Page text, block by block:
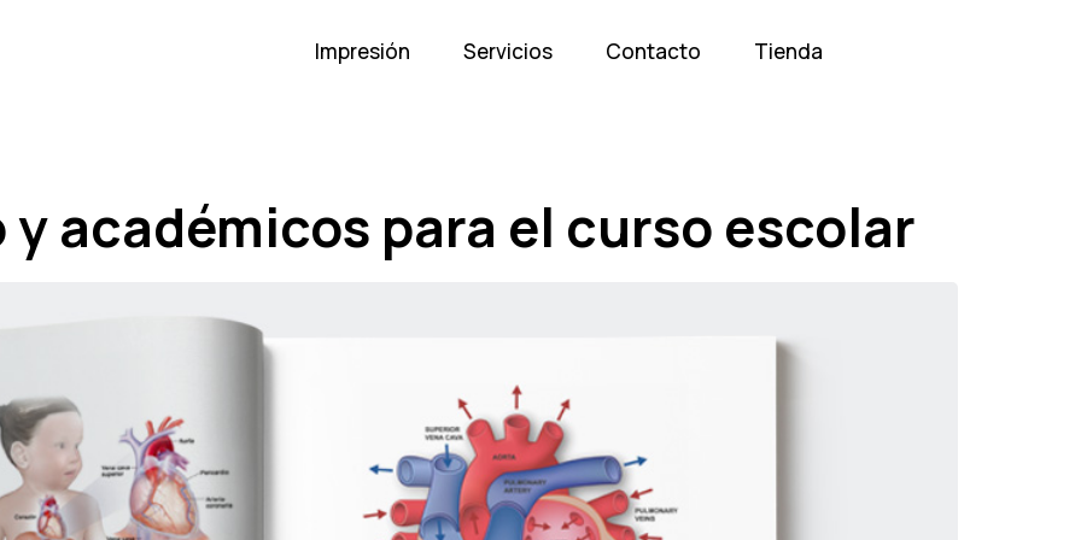
Impresión Servicios Contacto Tienda
académicos para el curso escolar